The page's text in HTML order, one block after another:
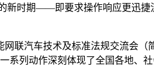
新时期——即要求操作响应更迅
联汽车技术及标准法规交流会（
系列动作深刻体现了全国各地、